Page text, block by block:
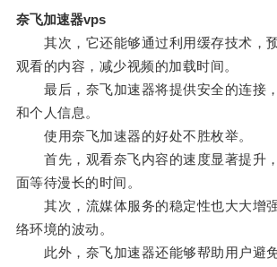
奈飞加速器vps
其次，它还能够通过利用缓存技术，
观看的内容，减少视频的加载时间。
最后，奈飞加速器将提供安全的连接
和个人信息。
使用奈飞加速器的好处不胜枚举。
首先，观看奈飞内容的速度显著提升
面等待漫长的时间。
其次，流媒体服务的稳定性也大大增
络环境的波动。
此外，奈飞加速器还能够帮助用户避